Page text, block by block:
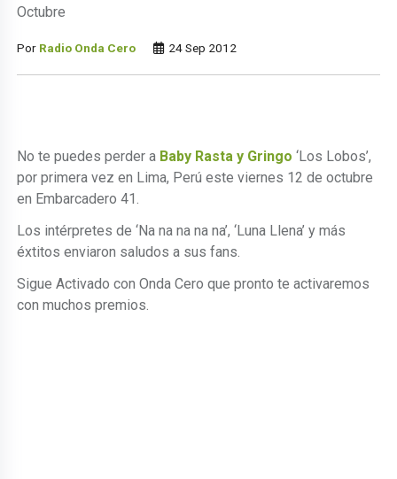
Octubre
Por Radio Onda Cero 24 Sep 2012
No te puedes perder a Baby Rasta y Gringo ‘Los Lobos’,
por primera vez en Lima, Perú este viernes 12 de octubre
en Embarcadero 41.
Los intérpretes de ‘Na na na na na’, ‘Luna Llena’ y más
éxtitos enviaron saludos a sus fans.
Sigue Activado con Onda Cero que pronto te activaremos
con muchos premios.